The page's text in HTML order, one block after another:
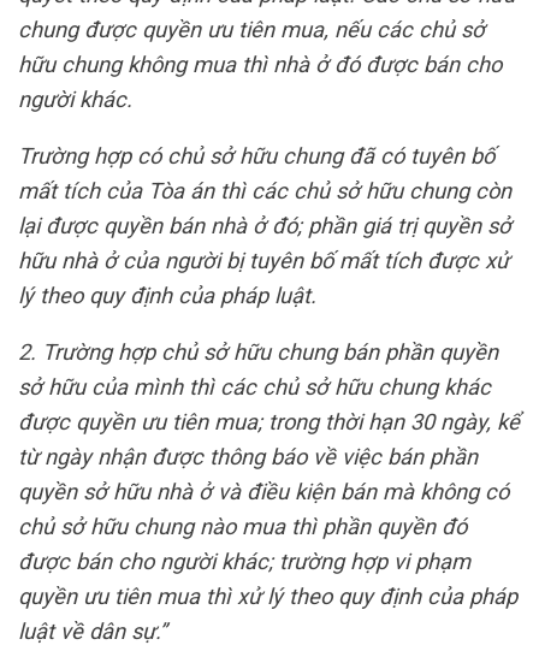
chung được quyền ưu tiên mua, nếu các chủ sở
hữu chung không mua thì nhà ở đó được bán cho
người khác.
Trường hợp có chủ sở hữu chung đã có tuyên bố
mất tích của Tòa án thì các chủ sở hữu chung còn
lại được quyền bán nhà ở đó; phần giá trị quyền sở
hữu nhà ở của người bị tuyên bố mất tích được xử
lý theo quy định của pháp luật.
2. Trường hợp chủ sở hữu chung bán phần quyền
sở hữu của mình thì các chủ sở hữu chung khác
được quyền ưu tiên mua; trong thời hạn 30 ngày, kể
từ ngày nhận được thông báo về việc bán phần
quyền sở hữu nhà ở và điều kiện bán mà không có
chủ sở hữu chung nào mua thì phần quyền đó
được bán cho người khác; trường hợp vi phạm
quyền ưu tiên mua thì xử lý theo quy định của pháp
luật về dân sự.”